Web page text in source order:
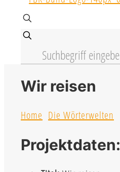
Wir reisen
Home Die Wörterwelten
Projektdaten: